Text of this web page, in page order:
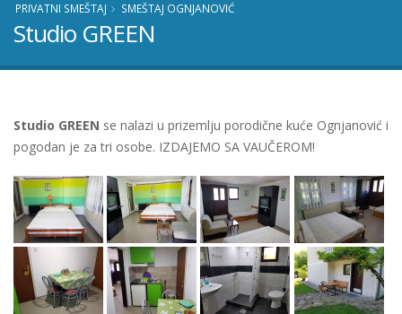
PRIVATNI SMEŠTAJ SMEŠTAJ OGNJANOVIĆ
Studio GREEN
Studio GREEN se nalazi u prizemlju porodične kuće Ognjanović i
pogodan je za tri osobe. IZDAJEMO SA VAUČEROM!